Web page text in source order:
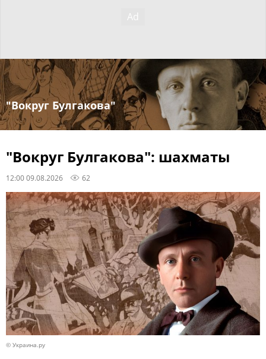
"Вокруг Булгакова"
"Вокруг Булгакова": шахматы
12:00 09.08.2026 62
© Украина.ру